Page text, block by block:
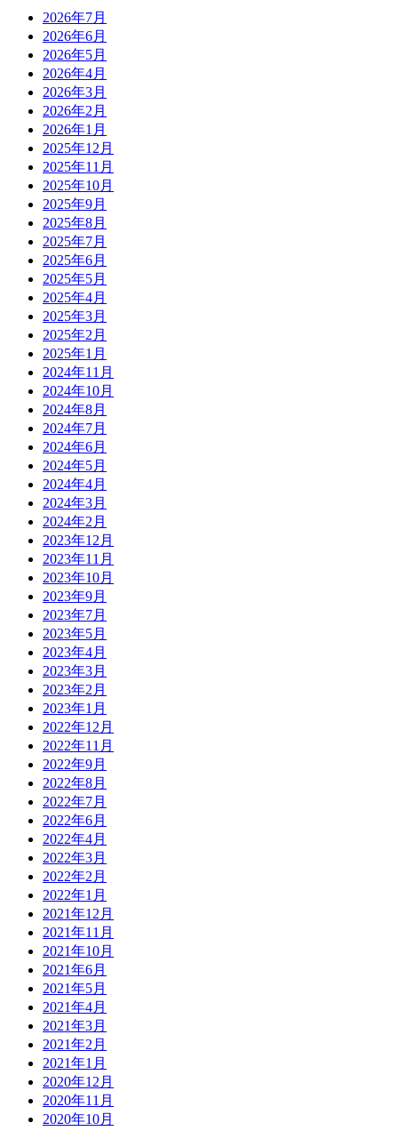
2026年7月
2026年6月
2026年5月
2026年4月
2026年3月
2026年2月
2026年1月
2025年12月
2025年11月
2025年10月
2025年9月
2025年8月
2025年7月
2025年6月
2025年5月
2025年4月
2025年3月
2025年2月
2025年1月
2024年11月
2024年10月
2024年8月
2024年7月
2024年6月
2024年5月
2024年4月
2024年3月
2024年2月
2023年12月
2023年11月
2023年10月
2023年9月
2023年7月
2023年5月
2023年4月
2023年3月
2023年2月
2023年1月
2022年12月
2022年11月
2022年9月
2022年8月
2022年7月
2022年6月
2022年4月
2022年3月
2022年2月
2022年1月
2021年12月
2021年11月
2021年10月
2021年6月
2021年5月
2021年4月
2021年3月
2021年2月
2021年1月
2020年12月
2020年11月
2020年10月